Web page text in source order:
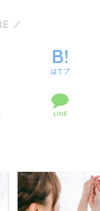
はてブ
LINE